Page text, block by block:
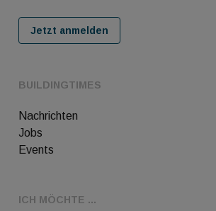
BUILDINGTIMES
Nachrichten
Jobs
Events
ICH MÖCHTE ...
Jetzt anmelden